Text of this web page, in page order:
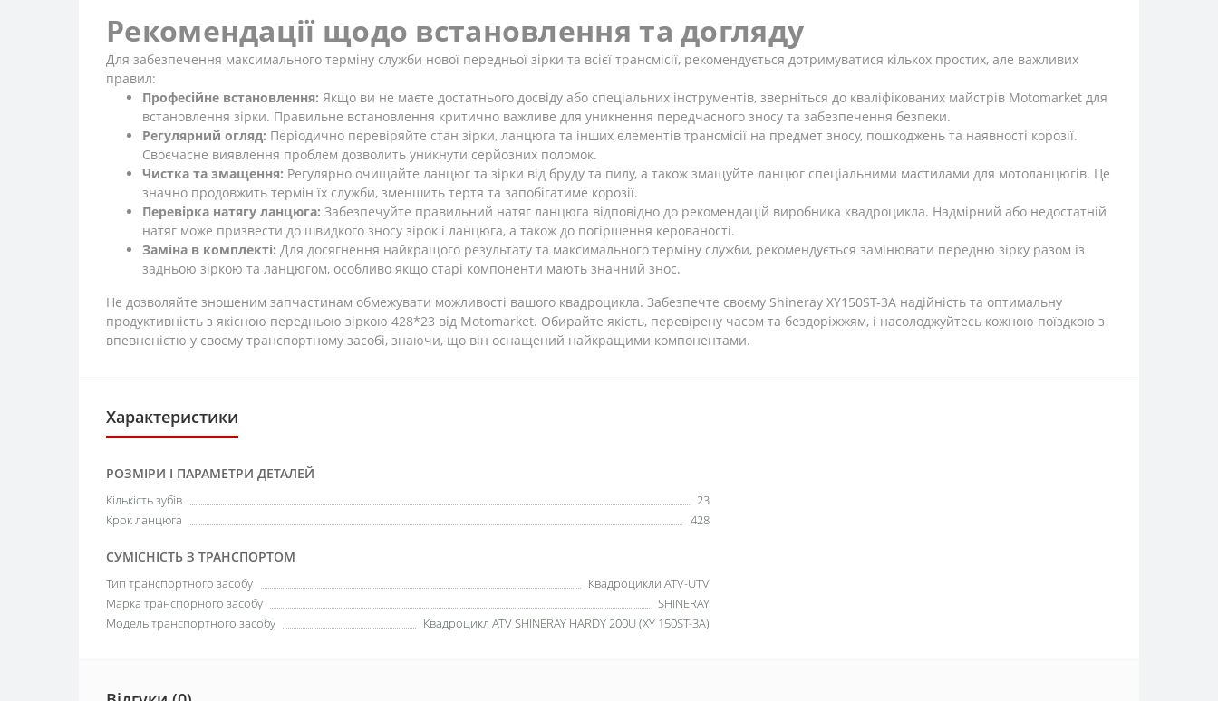
Рекомендації щодо встановлення та догляду
Для забезпечення максимального терміну служби нової передньої зірки та всієї трансмісії, рекомендується дотримуватися кількох простих, але важливих
правил:
Професійне встановлення: Якщо ви не маєте достатнього досвіду або спеціальних інструментів, зверніться до кваліфікованих майстрів Motomarket для
встановлення зірки. Правильне встановлення критично важливе для уникнення передчасного зносу та забезпечення безпеки.
Регулярний огляд: Періодично перевіряйте стан зірки, ланцюга та інших елементів трансмісії на предмет зносу, пошкоджень та наявності корозії.
Своєчасне виявлення проблем дозволить уникнути серйозних поломок.
Чистка та змащення: Регулярно очищайте ланцюг та зірки від бруду та пилу, а також змащуйте ланцюг спеціальними мастилами для мотоланцюгів. Це
значно продовжить термін їх служби, зменшить тертя та запобігатиме корозії.
Перевірка натягу ланцюга: Забезпечуйте правильний натяг ланцюга відповідно до рекомендацій виробника квадроцикла. Надмірний або недостатній
натяг може призвести до швидкого зносу зірок і ланцюга, а також до погіршення керованості.
Заміна в комплекті: Для досягнення найкращого результату та максимального терміну служби, рекомендується замінювати передню зірку разом із
задньою зіркою та ланцюгом, особливо якщо старі компоненти мають значний знос.
Не дозволяйте зношеним запчастинам обмежувати можливості вашого квадроцикла. Забезпечте своєму Shineray XY150ST-3A надійність та оптимальну
продуктивність з якісною передньою зіркою 428*23 від Motomarket. Обирайте якість, перевірену часом та бездоріжжям, і насолоджуйтесь кожною поїздкою з
впевненістю у своєму транспортному засобі, знаючи, що він оснащений найкращими компонентами.
Характеристики
РОЗМІРИ І ПАРАМЕТРИ ДЕТАЛЕЙ
Кількість зубів
23
Крок ланцюга
428
СУМІСНІСТЬ З ТРАНСПОРТОМ
Тип транспортного засобу
Квадроцикли ATV-UTV
Марка транспорного засобу
SHINERAY
Модель транспортного засобу
Квадроцикл ATV SHINERAY HARDY 200U (XY 150ST-3A)